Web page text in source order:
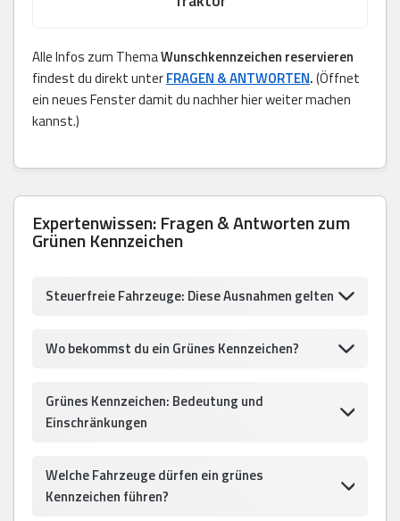
Alle Infos zum ThemaWunschkennzeichen reservieren
findest du direkt unterFRAGEN & ANTWORTEN.(Öffnet
ein neues Fenster damit du nachher hier weiter machen
kannst.)
Expertenwissen: Fragen & Antworten zum
Grünen Kennzeichen
Steuerfreie Fahrzeuge: Diese Ausnahmen gelten
Wo bekommst du ein Grünes Kennzeichen?
Grünes Kennzeichen: Bedeutung und
Einschränkungen
Welche Fahrzeuge dürfen ein grünes
Kennzeichen führen?